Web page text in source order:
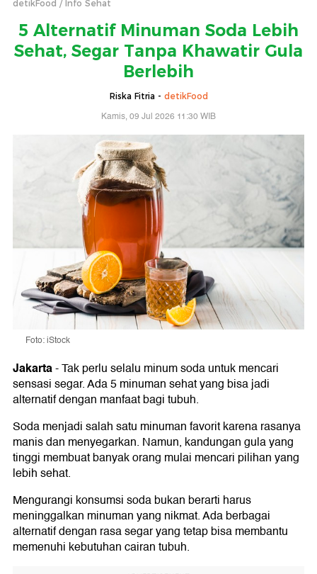
detikFood Info Sehat
5 Alternatif Minuman Soda Lebih
Sehat, Segar Tanpa Khawatir Gula
Berlebih
Riska Fitria - detikFood
Kamis, 09 Jul 2026 11:30 WIB
Foto: iStock
Jakarta-Tak perlu selalu minum soda untuk mencari
sensasi segar. Ada 5 minuman sehat yang bisa jadi
alternatif dengan manfaat bagi tubuh.
Soda menjadi salah satu minuman favorit karena rasanya
manis dan menyegarkan. Namun, kandungan gula yang
tinggi membuat banyak orang mulai mencari pilihan yang
lebih sehat.
Mengurangi konsumsi soda bukan berarti harus
meninggalkan minuman yang nikmat. Ada berbagai
alternatif dengan rasa segar yang tetap bisa membantu
memenuhi kebutuhan cairan tubuh.